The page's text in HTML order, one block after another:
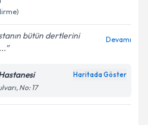
bütün dertlerini
Devamı
Haritada Göster
No: 17